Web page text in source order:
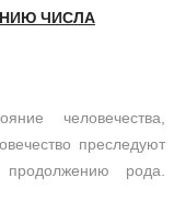
ЧИСЛА
человечества,
преследуют
продолжению рода.